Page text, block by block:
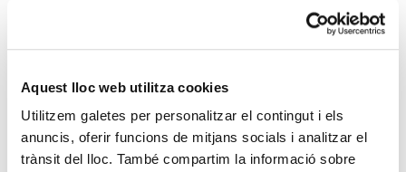
Aquest lloc web utilitza cookies
Utilitzem galetes per personalitzar el contingut i els
anuncis, oferir funcions de mitjans socials i analitzar el
trànsit del lloc. També compartim la informació sobre
Un cambio renovador
Un ropero a la última moda
SIGUE LEYENDO